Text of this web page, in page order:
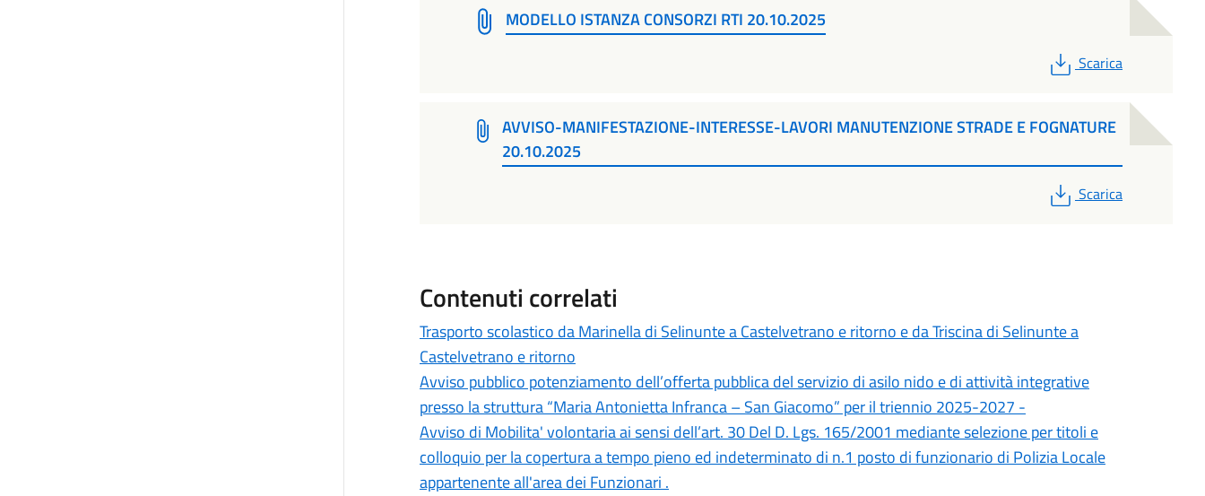
MODELLO ISTANZA CONSORZI RTI 20.10.2025
PDF
Scarica
AVVISO-MANIFESTAZIONE-INTERESSE-LAVORI MANUTENZIONE STRADE E FOGNATURE
20.10.2025
PDF
Scarica
Contenuti correlati
Trasporto scolastico da Marinella di Selinunte a Castelvetrano e ritorno e da Triscina di Selinunte a
Castelvetrano e ritorno
Avviso pubblico potenziamento dell’offerta pubblica del servizio di asilo nido e di attività integrative
presso la struttura “Maria Antonietta Infranca – San Giacomo” per il triennio 2025-2027 -
Avviso di Mobilita' volontaria ai sensi dell’art. 30 Del D. Lgs. 165/2001 mediante selezione per titoli e
colloquio per la copertura a tempo pieno ed indeterminato di n.1 posto di funzionario di Polizia Locale
appartenente all'area dei Funzionari .